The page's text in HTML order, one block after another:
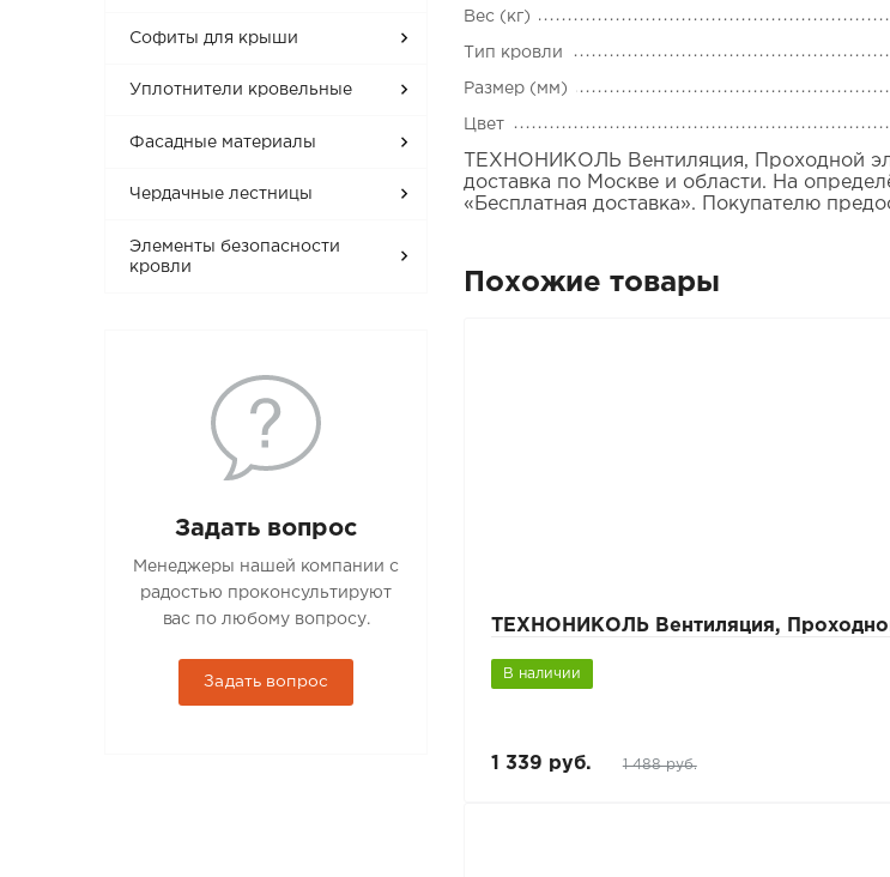
Софиты для крыши
Уплотнители кровельные
Фасадные материалы
Чердачные лестницы
Элементы безопасности
кровли
Задать вопрос
Менеджеры нашей компании с
радостью проконсультируют
вас по любому вопросу.
Задать вопрос
Вес (кг)
Тип кровли
Размер (мм)
Цвет
ТЕХНОНИКОЛЬ Вентиляция, Проходной
доставка по Москве и области. На
«Бесплатная доставка». Покупателю
Похожие товары
ТЕХНОНИКОЛЬ Вентиляция,
В наличии
1 339 руб. 1 488 руб.